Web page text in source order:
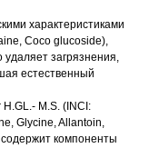
характеристиками
Coco glucoside),
загрязнения,
естественный
M.S. (INCI:
Glycine, Allantoin,
компоненты